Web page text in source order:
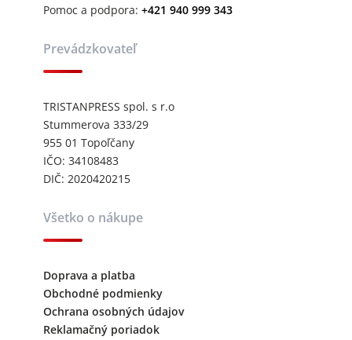
Pomoc a podpora: +421 940 999 343
Prevádzkovateľ
TRISTANPRESS spol. s r.o
Stummerova 333/29
955 01 Topoľčany
IČO: 34108483
DIČ: 2020420215
Všetko o nákupe
Doprava a platba
Obchodné podmienky
Ochrana osobných údajov
Reklamačný poriadok